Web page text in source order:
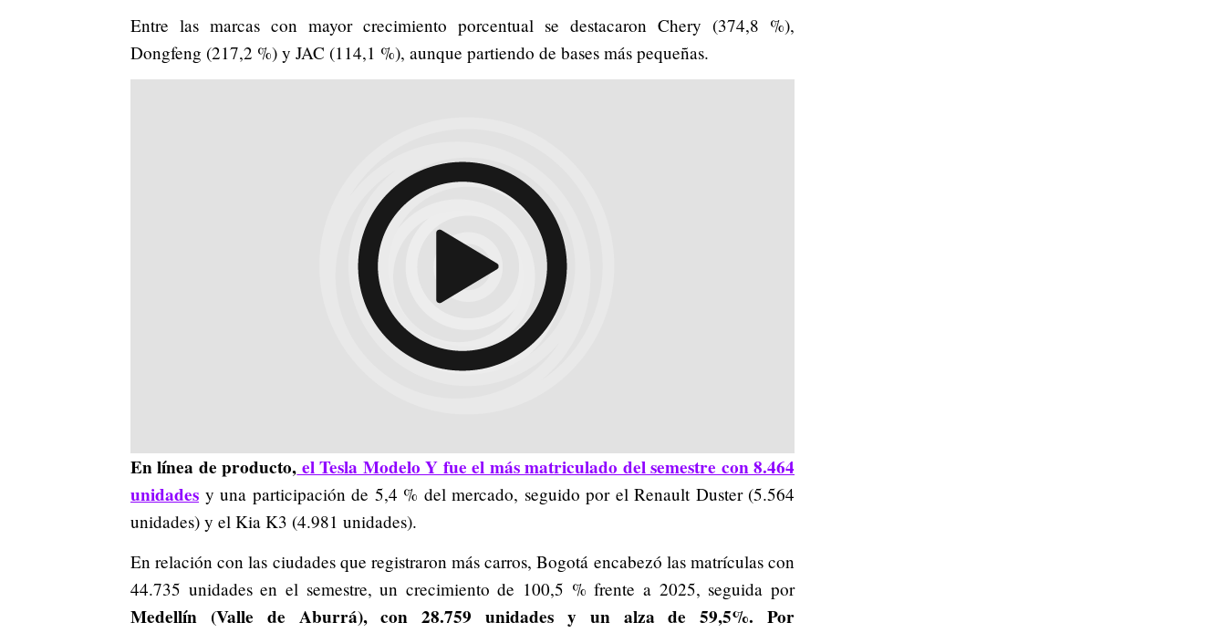
Entre las marcas con mayor crecimiento porcentual se destacaron Chery (374,8 %),
Dongfeng (217,2 %) y JAC (114,1 %), aunque partiendo de bases más pequeñas.
En línea de producto, el Tesla Modelo Y fue el más matriculado del semestre con 8.464
unidades y una participación de 5,4 % del mercado, seguido por el Renault Duster (5.564
unidades) y el Kia K3 (4.981 unidades).
En relación con las ciudades que registraron más carros, Bogotá encabezó las matrículas con
44.735 unidades en el semestre, un crecimiento de 100,5 % frente a 2025, seguida por
Medellín (Valle de Aburrá), con 28.759 unidades y un alza de 59,5%. Por